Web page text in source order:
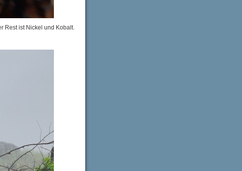
Rest ist Nickel und Kobalt.